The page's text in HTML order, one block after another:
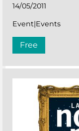
14/05/2011
Event|Events
Free